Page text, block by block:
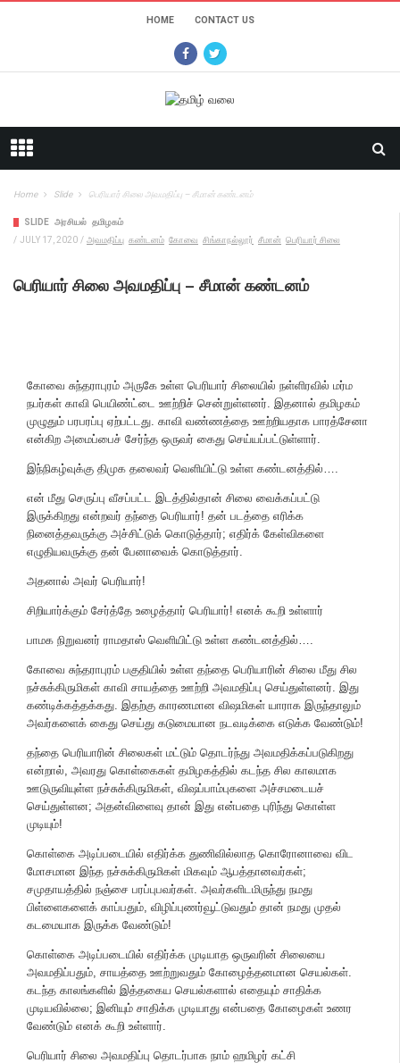
HOME CONTACT US
Home Slide பெரியார் சிலை அவமதிப்பு – சீமான் கண்டனம்
SLIDE அரசியல் தமிழகம்
/ JULY 17, 2020 / அவமதிப்பு கண்டனம் கோவை சிங்காநல்லூர் சீமான் பெரியார் சிலை
பெரியார் சிலை அவமதிப்பு – சீமான் கண்டனம்
கோவை சுந்தராபுரம் அருகே உள்ள பெரியார் சிலையில் நள்ளிரவில் மர்ம
நபர்கள் காவி பெயிண்ட்டை ஊற்றிச் சென்றுள்ளனர். இதனால் தமிழகம்
முழுதும் பரபரப்பு ஏற்பட்டது. காவி வண்ணத்தை ஊற்றியதாக பாரத்சேனா
என்கிற அமைப்பைச் சேர்ந்த ஒருவர் கைது செய்யப்பட்டுள்ளார்.
இந்நிகழ்வுக்கு திமுக தலைவர் வெளியிட்டு உள்ள கண்டனத்தில்….
என் மீது செருப்பு வீசப்பட்ட இடத்தில்தான் சிலை வைக்கப்பட்டு
இருக்கிறது என்றவர் தந்தை பெரியார்! தன் படத்தை எரிக்க
நினைத்தவருக்கு அச்சிட்டுக் கொடுத்தார்; எதிர்க் கேள்விகளை
எழுதியவருக்கு தன் பேனாவைக் கொடுத்தார்.
அதனால் அவர் பெரியார்!
சிறியார்க்கும் சேர்த்தே உழைத்தார் பெரியார்! எனக் கூறி உள்ளார்
பாமக நிறுவனர் ராமதாஸ் வெளியிட்டு உள்ள கண்டனத்தில்….
கோவை சுந்தராபுரம் பகுதியில் உள்ள தந்தை பெரியாரின் சிலை மீது சில
நச்சுக்கிருமிகள் காவி சாயத்தை ஊற்றி அவமதிப்பு செய்துள்ளனர். இது
கண்டிக்கத்தக்கது. இதற்கு காரணமான விஷமிகள் யாராக இருந்தாலும்
அவர்களைக் கைது செய்து கடுமையான நடவடிக்கை எடுக்க வேண்டும்!
தந்தை பெரியாரின் சிலைகள் மட்டும் தொடர்ந்து அவமதிக்கப்படுகிறது
என்றால், அவரது கொள்கைகள் தமிழகத்தில் கடந்த சில காலமாக
ஊடுருவியுள்ள நச்சுக்கிருமிகள், விஷப்பாம்புகளை அச்சமடையச்
செய்துள்ளன; அதன்விளைவு தான் இது என்பதை புரிந்து கொள்ள
முடியும்!
கொள்கை அடிப்படையில் எதிர்க்க துணிவில்லாத கொரோனாவை விட
மோசமான இந்த நச்சுக்கிருமிகள் மிகவும் ஆபத்தானவர்கள்;
சமுதாயத்தில் நஞ்சை பரப்புபவர்கள். அவர்களிடமிருந்து நமது
பிள்ளைகளைக் காப்பதும், விழிப்புணர்வூட்டுவதும் தான் நமது முதல்
கடமையாக இருக்க வேண்டும்!
கொள்கை அடிப்படையில் எதிர்க்க முடியாத ஒருவரின் சிலையை
அவமதிப்பதும், சாயத்தை ஊற்றுவதும் கோழைத்தனமான செயல்கள்.
கடந்த காலங்களில் இத்தகைய செயல்களால் எதையும் சாதிக்க
முடியவில்லை; இனியும் சாதிக்க முடியாது என்பதை கோழைகள் உணர
வேண்டும் எனக் கூறி உள்ளார்.
பெரியார் சிலை அவமதிப்பு தொடர்பாக நாம் ஹமிழர் கட்சி